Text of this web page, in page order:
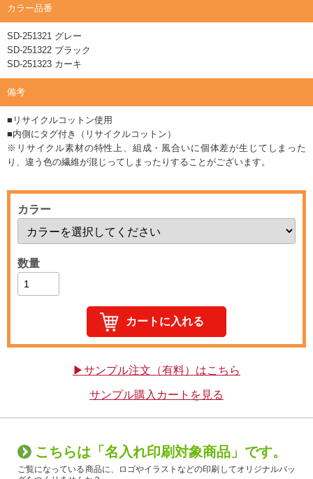
カラー品番
SD-251321 グレー
SD-251322 ブラック
SD-251323 カーキ
備考
■リサイクルコットン使用
■内側にタグ付き（リサイクルコットン）
※リサイクル素材の特性上、組成・風合いに個体差が生じてしまった
り、違う色の繊維が混じってしまったりすることがございます。
カラー
数量
▶サンプル注文（有料）はこちら
サンプル購入カートを見る
こちらは「名入れ印刷対象商品」です。
ご覧になっている商品に、ロゴやイラストなどの印刷してオリジナルバッ